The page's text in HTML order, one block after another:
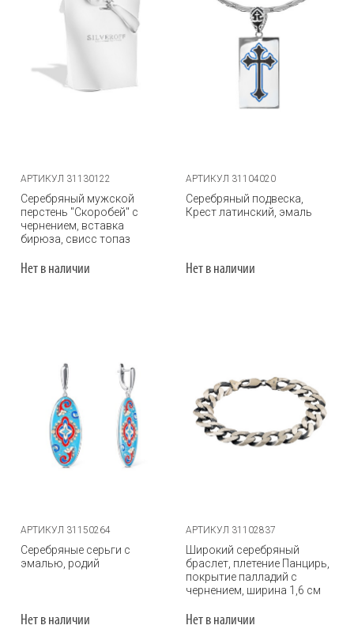
АРТИКУЛ 31130122
Серебряный мужской
перстень "Скоробей" с
чернением, вставка
бирюза, свисс топаз
Нет в наличии
АРТИКУЛ 31104020
Серебряный подвеска,
Крест латинский, эмаль
Нет в наличии
АРТИКУЛ 31150264
Серебряные серьги с
эмалью, родий
Нет в наличии
АРТИКУЛ 31102837
Широкий серебряный
браслет, плетение Панцирь,
покрытие палладий с
чернением, ширина 1,6 см
Нет в наличии